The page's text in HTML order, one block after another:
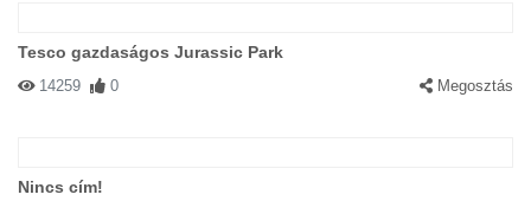
Tesco gazdaságos Jurassic Park
14259 0 Megosztás
Nincs cím!